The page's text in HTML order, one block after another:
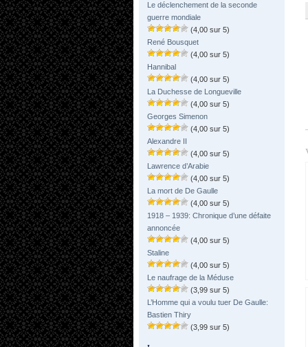
Le déclenchement de la seconde
guerre mondiale
(4,00 sur 5)
René Bousquet
(4,00 sur 5)
Hannibal
(4,00 sur 5)
La Duchesse de Longueville
(4,00 sur 5)
Georges Simenon
(4,00 sur 5)
Alexandre II
(4,00 sur 5)
Lawrence d’Arabie
(4,00 sur 5)
La mort de De Gaulle
(4,00 sur 5)
1918 – 1939: Chronique d’une défaite
annoncée
(4,00 sur 5)
Staline
(4,00 sur 5)
Le naufrage de la Méduse
(3,99 sur 5)
L’Homme qui a voulu tuer De Gaulle:
Bastien Thiry
(3,99 sur 5)